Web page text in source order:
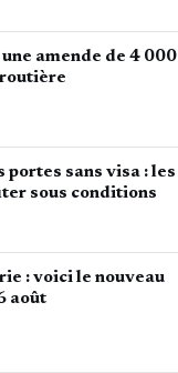
amende de 4 000
portes sans visa : les
sous conditions
: voici le nouveau
août